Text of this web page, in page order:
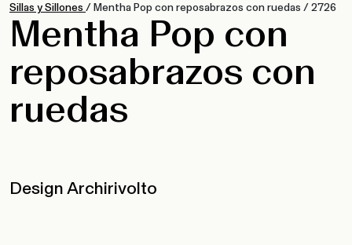
Sillas y Sillones /Mentha Pop con reposabrazos con ruedas /2726
Mentha Pop con
reposabrazos con
ruedas
Design Archirivolto